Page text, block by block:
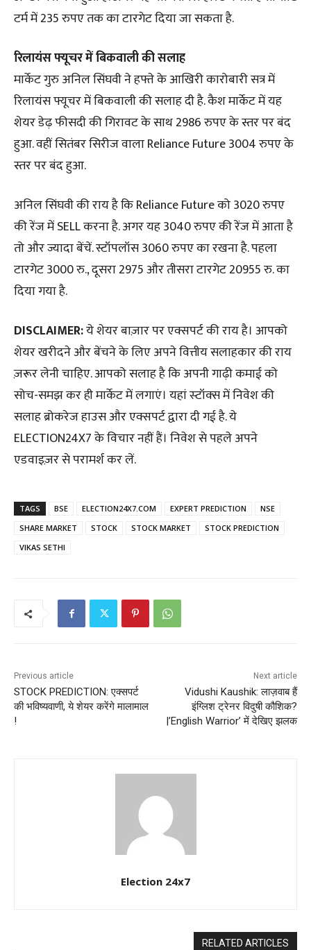
टर्म में 235 रुपए तक का टारगेट दिया जा सकता है.
रिलायंस फ्यूचर में बिकवाली की सलाह
मार्केट गुरु अनिल सिंघवी ने हफ्ते के आखिरी कारोबारी सत्र में
रिलायंस फ्यूचर में बिकवाली की सलाह दी है. कैश मार्केट में यह
शेयर डेढ़ फीसदी की गिरावट के साथ 2986 रुपए के स्तर पर बंद
हुआ. वहीं सितंबर सिरीज वाला Reliance Future 3004 रुपए के
स्तर पर बंद हुआ.
अनिल सिंघवी की राय है कि Reliance Future को 3020 रुपए
की रेंज में SELL करना है. अगर यह 3040 रुपए की रेंज में आता है
तो और ज्यादा बेंचें. स्टॉपलॉस 3060 रुपए का रखना है. पहला
टारगेट 3000 रु., दूसरा 2975 और तीसरा टारगेट 20955 रु. का
दिया गया है.
DISCLAIMER:ये शेयर बाज़ार पर एक्सपर्ट की राय है। आपको
शेयर खरीदने और बेंचने के लिए अपने वित्तीय सलाहकार की राय
ज़रूर लेनी चाहिए. आपको सलाह है कि अपनी गाढ़ी कमाई को
सोच-समझ कर ही मार्केट में लगाएं। यहां स्‍टॉक्‍स में निवेश की
सलाह ब्रोकरेज हाउस और एक्सपर्ट द्वारा दी गई है. ये
ELECTION24X7 के विचार नहीं हैं। निवेश से पहले अपने
एडवाइज़र से परामर्श कर लें.
TAGS BSE ELECTION24X7.COM EXPERT PREDICTION
NSE
SHARE MARKET
STOCK STOCK MARKET
STOCK PREDICTION
VIKAS SETHI
Previous article
STOCK PREDICTION: एक्सपर्ट
की भविष्यवाणी, ये शेयर करेंगे मालामाल
!
Next article
Vidushi Kaushik: लाज़वाब हैं
इंग्लिश ट्रेनर विदुषी कौशिक?
|’English Warrior’ में देखिए झलक
Election 24x7
RELATED ARTICLES